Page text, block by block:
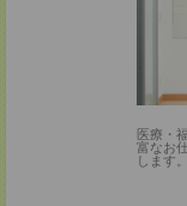
医療・
富なお
します。